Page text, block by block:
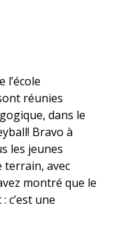
l’école
réunies
dans le
Bravo à
les jeunes
avec
montré que le
c’est une